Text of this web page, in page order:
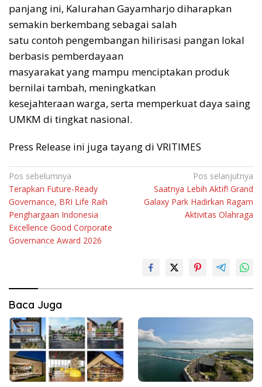
panjang ini, Kalurahan Gayamharjo diharapkan
semakin berkembang sebagai salah
satu contoh pengembangan hilirisasi pangan lokal
berbasis pemberdayaan
masyarakat yang mampu menciptakan produk
bernilai tambah, meningkatkan
kesejahteraan warga, serta memperkuat daya saing
UMKM di tingkat nasional.
Press Release ini juga tayang di VRITIMES
Navigasi
pos
Pos sebelumnya
Terapkan Future-Ready
Governance, BRI Life Raih
Penghargaan Indonesia
Excellence Good Corporate
Governance Award 2026
Pos selanjutnya
Saatnya Lebih Aktif! Grand
Galaxy Park Hadirkan Ragam
Aktivitas Olahraga
Baca Juga